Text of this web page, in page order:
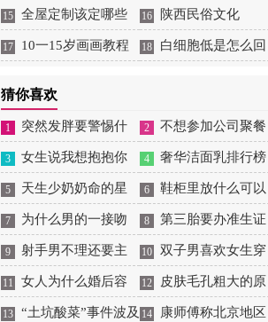
不好 方法
15 全屋定制该定哪些
家具
16 陕西民俗文化
17 10一15岁画画教程 18 白细胞低是怎么回
猜你喜欢
1 突然发胖要警惕什
么病
2 不想参加公司聚餐
怎么拒绝
3 女生说我想抱抱你 4 奢华洁面乳排行榜
大全
5 天生少奶奶命的星
座女有哪些
6 鞋柜里放什么可以
除臭消菌
7 为什么男的一接吻
就喜欢伸舌头
8 第三胎要办准生证
吗
9 射手男不理还要主
动吗
10 双子男喜欢女生穿
什么样的衣服
11 女人为什么婚后容
易发胖
12 皮肤毛孔粗大的原
因有哪些
13 “土坑酸菜”事件波及 14 康师傅称北京地区